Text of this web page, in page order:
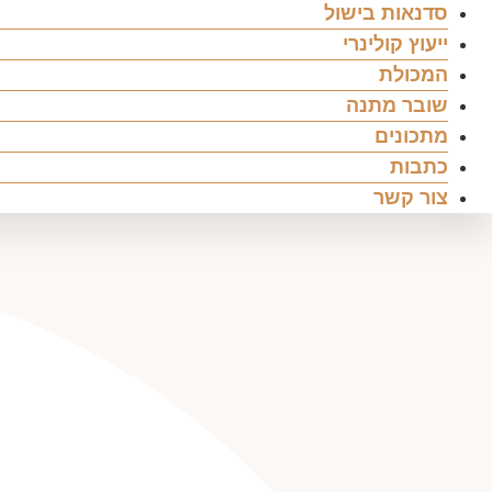
סדנאות בישול
ייעוץ קולינרי
המכולת
שובר מתנה
מתכונים
כתבות
צור קשר